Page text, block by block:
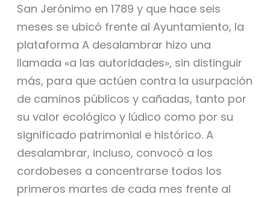
San Jerónimo en 1789 y que hace seis
meses se ubicó frente al Ayuntamiento, la
plataforma A desalambrar hizo una
llamada «a las autoridades», sin distinguir
más, para que actúen contra la usurpación
de caminos públicos y cañadas, tanto por
su valor ecológico y lúdico como por su
significado patrimonial e histórico. A
desalambrar, incluso, convocó a los
cordobeses a concentrarse todos los
primeros martes de cada mes frente al